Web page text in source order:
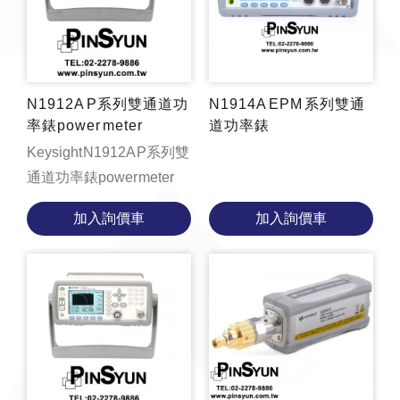
N1912A P系列雙通道功
率錶power meter
Keysight N1912A P系列雙
通道功率錶power meter
加入詢價車
N1914A EPM 系列雙通
道功率錶
加入詢價車